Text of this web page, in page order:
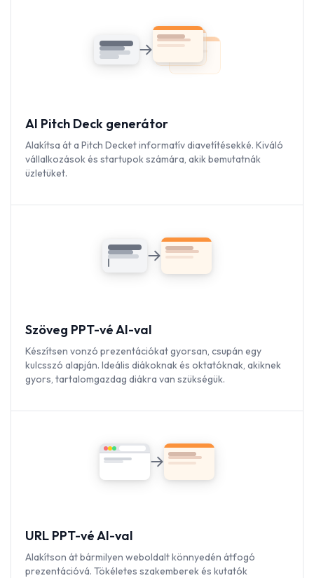
AI Pitch Deck generátor
Alakítsa át a Pitch Decket informatív diavetítésekké. Kiváló
vállalkozások és startupok számára, akik bemutatnák
üzletüket.
Szöveg PPT-vé AI-val
Készítsen vonzó prezentációkat gyorsan, csupán egy
kulcsszó alapján. Ideális diákoknak és oktatóknak, akiknek
gyors, tartalomgazdag diákra van szükségük.
URL PPT-vé AI-val
Alakítson át bármilyen weboldalt könnyedén átfogó
prezentációvá. Tökéletes szakemberek és kutatók